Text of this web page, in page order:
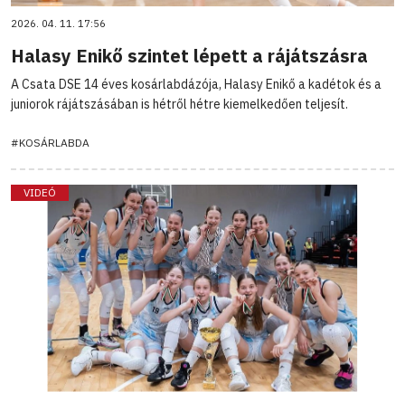
2026. 04. 11. 17:56
Halasy Enikő szintet lépett a rájátszásra
A Csata DSE 14 éves kosárlabdázója, Halasy Enikő a kadétok és a
juniorok rájátszásában is hétről hétre kiemelkedően teljesít.
#KOSÁRLABDA
VIDEÓ